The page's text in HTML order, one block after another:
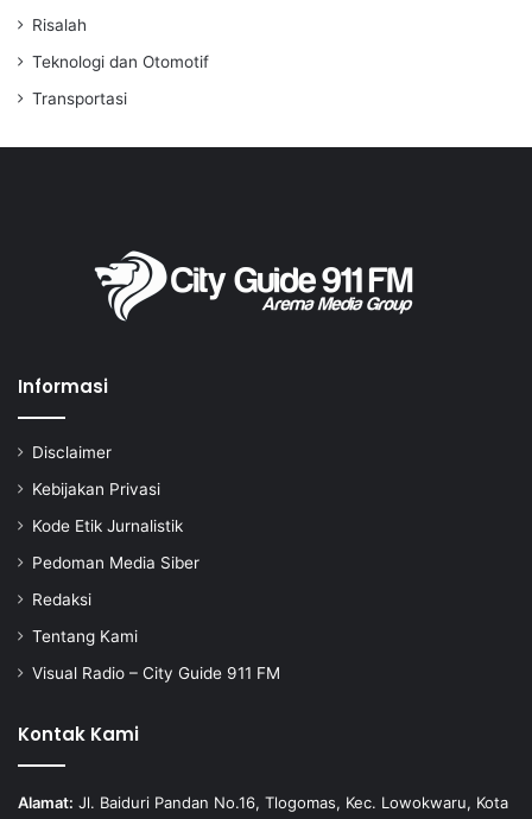
Risalah
Teknologi dan Otomotif
Transportasi
Informasi
Disclaimer
Kebijakan Privasi
Kode Etik Jurnalistik
Pedoman Media Siber
Redaksi
Tentang Kami
Visual Radio – City Guide 911 FM
Kontak Kami
Alamat: Jl. Baiduri Pandan No.16, Tlogomas, Kec. Lowokwaru, Kota